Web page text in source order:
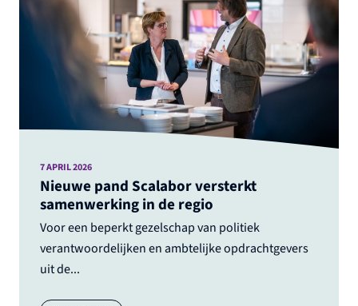
Nieuwe pand Scalabor versterkt
samenwerking in de regio
Voor een beperkt gezelschap van politiek
verantwoordelijken en ambtelijke opdrachtgevers
uit de...
7 APRIL 2026